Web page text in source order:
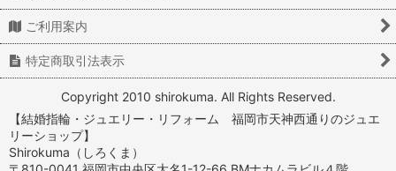
ご利用案内
特定商取引法表示
Copyright 2010 shirokuma. All Rights Reserved.
【結婚指輪・ジュエリー・リフォーム 福岡市天神西通りのジュエ
リーショップ】
Shirokuma（しろくま）